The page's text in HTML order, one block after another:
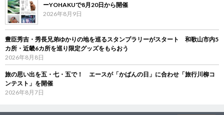
ーYOHAKUで8月20日から開催
2026年8月9日
豊臣秀吉・秀長兄弟ゆかりの地を巡るスタンプラリーがスタート 和歌山市内5
カ所・近畿6カ所を巡り限定グッズをもらおう
2026年8月8日
旅の思い出を五・七・五で！ エースが「かばんの日」に合わせ「旅行川柳コ
ンテスト」を開催
2026年8月7日